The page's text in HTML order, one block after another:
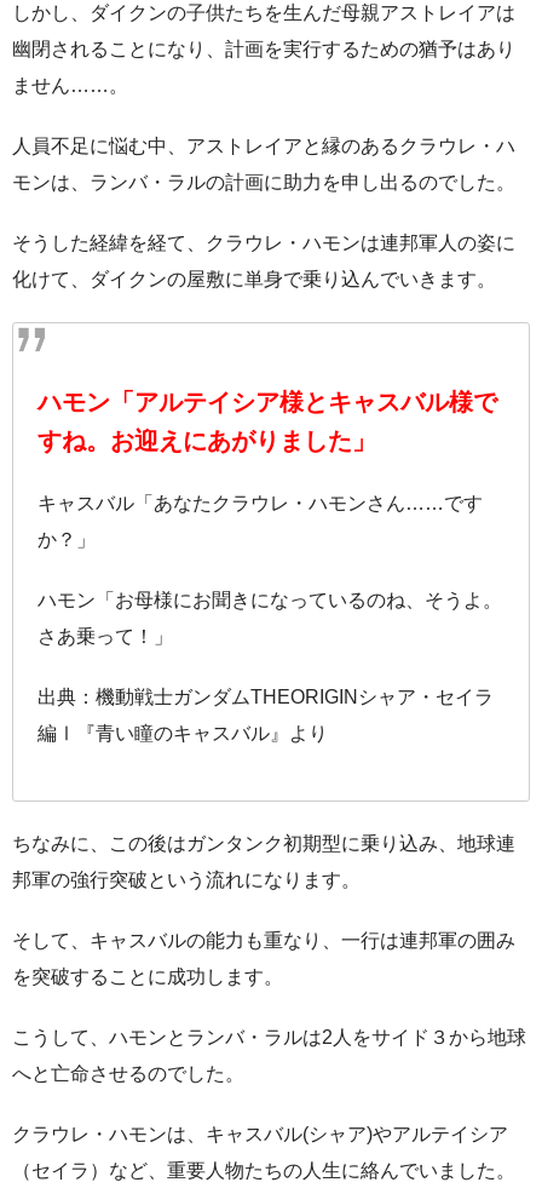
しかし、ダイクンの子供たちを生んだ母親アストレイアは
幽閉されることになり、計画を実行するための猶予はあり
ません……。
人員不足に悩む中、アストレイアと縁のあるクラウレ・ハ
モンは、ランバ・ラルの計画に助力を申し出るのでした。
そうした経緯を経て、クラウレ・ハモンは連邦軍人の姿に
化けて、ダイクンの屋敷に単身で乗り込んでいきます。
ハモン「アルテイシア様とキャスバル様で
すね。お迎えにあがりました」
キャスバル「あなたクラウレ・ハモンさん……です
か？」
ハモン「お母様にお聞きになっているのね、そうよ。
さあ乗って！」
出典：機動戦士ガンダムTHEORIGINシャア・セイラ
編Ⅰ『青い瞳のキャスバル』より
ちなみに、この後はガンタンク初期型に乗り込み、地球連
邦軍の強行突破という流れになります。
そして、キャスバルの能力も重なり、一行は連邦軍の囲み
を突破することに成功します。
こうして、ハモンとランバ・ラルは2人をサイド３から地球
へと亡命させるのでした。
クラウレ・ハモンは、キャスバル(シャア)やアルテイシア
（セイラ）など、重要人物たちの人生に絡んでいました。